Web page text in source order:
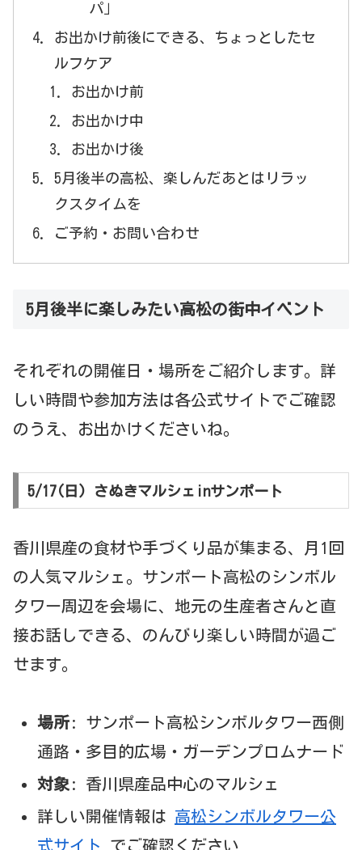
パ」
お出かけ前後にできる、ちょっとしたセ
ルフケア
お出かけ前
お出かけ中
お出かけ後
5月後半の高松、楽しんだあとはリラッ
クスタイムを
ご予約・お問い合わせ
5月後半に楽しみたい高松の街中イベント
それぞれの開催日・場所をご紹介します。詳
しい時間や参加方法は各公式サイトでご確認
のうえ、お出かけくださいね。
5/17(日) さぬきマルシェinサンポート
香川県産の食材や手づくり品が集まる、月1回
の人気マルシェ。サンポート高松のシンボル
タワー周辺を会場に、地元の生産者さんと直
接お話しできる、のんびり楽しい時間が過ご
せます。
場所 : サンポート高松シンボルタワー西側
通路・多目的広場・ガーデンプロムナード
対象 : 香川県産品中心のマルシェ
詳しい開催情報は 高松シンボルタワー公
式サイト
でご確認ください